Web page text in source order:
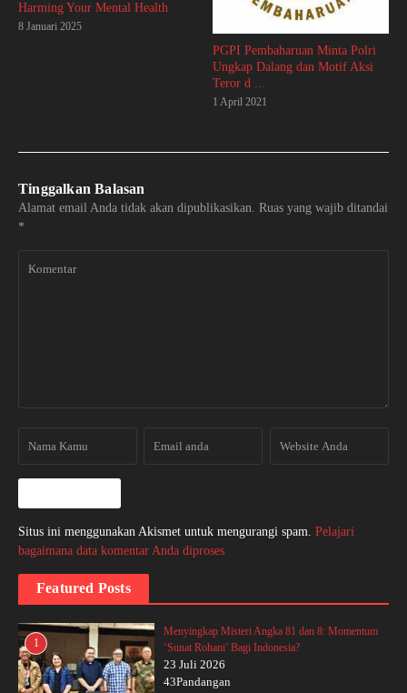
Harming Your Mental Health
8 Januari 2025
PGPI Pembaharuan Minta Polri
Ungkap Dalang dan Motif Aksi
Teror d ...
1 April 2021
Tinggalkan Balasan
Alamat email Anda tidak akan dipublikasikan. Ruas yang wajib ditandai
*
Situs ini menggunakan Akismet untuk mengurangi spam. Pelajari
bagaimana data komentar Anda diproses
Featured Posts
1
Menyingkap Misteri Angka 81 dan 8: Momentum
‘Sunat Rohani’ Bagi Indonesia?
23 Juli 2026
43Pandangan